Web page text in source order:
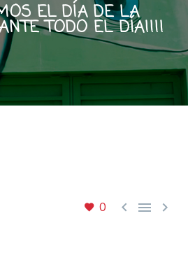
EL DÍA DE LA
TODO EL DÍA!!!!
0   